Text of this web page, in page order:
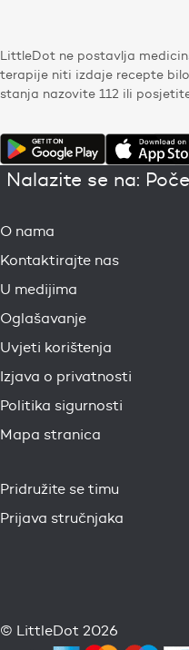
LittleDot ne postavlja
terapije niti izdaje recepte
stanja nazovite 112 ili
Nalazite se na:
O nama
Kontaktirajte nas
U medijima
Oglašavanje
Uvjeti korištenja
Izjava o privatnosti
Politika sigurnosti
Mapa stranica
Pridružite se timu
Prijava stručnjaka
© LittleDot 2026